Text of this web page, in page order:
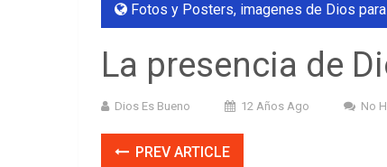
Fotos y Posters, imagenes de Dios
La presencia de
Dios Es Bueno 12 Años Ago No
PREV ARTICLE